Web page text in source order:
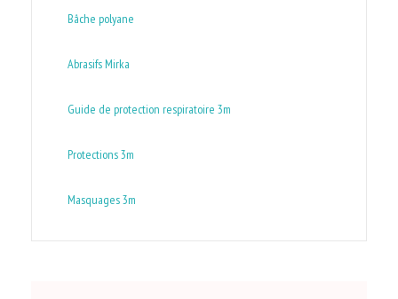
Bâche polyane
Abrasifs Mirka
Guide de protection respiratoire 3m
Protections 3m
Masquages 3m